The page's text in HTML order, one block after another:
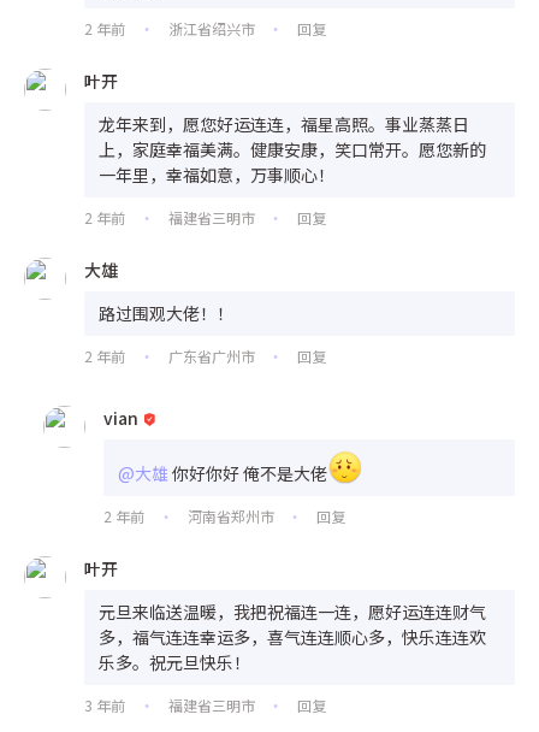
2 年前 • 浙江省绍兴市 • 回复
叶开
龙年来到，愿您好运连连，福星高照。事业蒸蒸日
上，家庭幸福美满。健康安康，笑口常开。愿您新的
一年里，幸福如意，万事顺心！
2 年前 • 福建省三明市 • 回复
大雄
路过围观大佬！！
2 年前 • 广东省广州市 • 回复
vian
@大雄 你好你好 俺不是大佬
2 年前 • 河南省郑州市 • 回复
叶开
元旦来临送温暖，我把祝福连一连，愿好运连连财气
多，福气连连幸运多，喜气连连顺心多，快乐连连欢
乐多。祝元旦快乐！
3 年前 • 福建省三明市 • 回复